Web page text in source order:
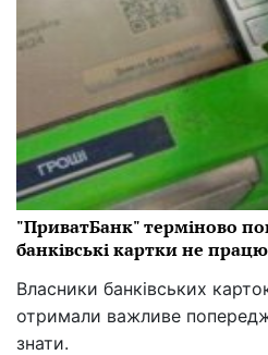
"ПриватБанк" терміново
банківські картки не
Власники банківських
отримали важливе
знати.